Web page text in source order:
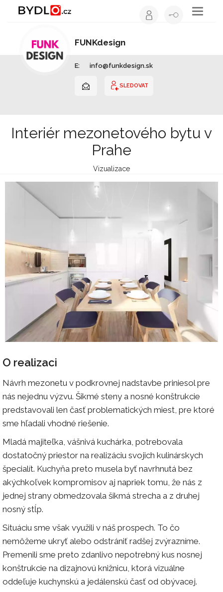
Toggle
FUNKdesign
E: info@funkdesign.sk
SLEDOVAT
Interiér mezonetového bytu v
Prahe
Vizualizace
O realizaci
Návrh mezonetu v podkrovnej nadstavbe priniesol pre
nás nejednu výzvu. Šikmé steny a nosné konštrukcie
predstavovali len časť problematických miest, pre ktoré
sme hľadali vhodné riešenie.
Mladá majiteľka, vášnivá kuchárka, potrebovala
dostatočný priestor na realizáciu svojich kulinárskych
špecialít. Kuchyňa preto musela byť navrhnutá bez
akýchkoľvek kompromisov aj napriek tomu, že nás z
jednej strany obmedzovala šikmá strecha a z druhej
nosný stĺp.
Situáciu sme však využili v náš prospech. To čo
nemôžeme ukryť alebo odstrániť radšej zvýrazníme.
Premenili sme preto zdanlivo nepotrebný kus nosnej
konštrukcie na dizajnovú knižnicu, ktorá vizuálne
oddeľuje kuchynskú a jedálenskú časť od obývacej.